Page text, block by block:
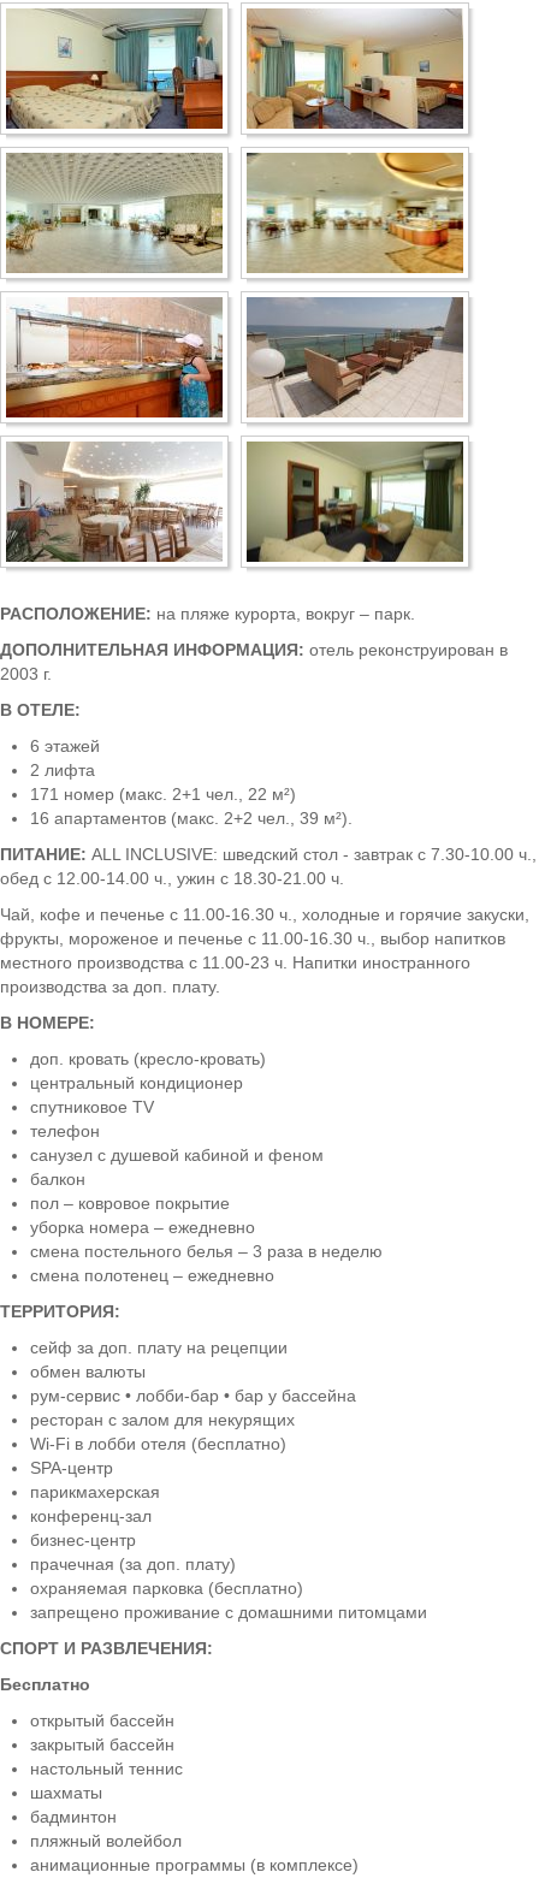
РАСПОЛОЖЕНИЕ: на пляже курорта, вокруг – парк.
ДОПОЛНИТЕЛЬНАЯ ИНФОРМАЦИЯ: отель реконструирован в
2003 г.
В ОТЕЛЕ:
6 этажей
2 лифта
171 номер (макс. 2+1 чел., 22 м²)
16 апартаментов (макс. 2+2 чел., 39 м²).
ПИТАНИЕ: ALL INCLUSIVE: шведский стол - завтрак с 7.30-10.00 ч.,
обед с 12.00-14.00 ч., ужин с 18.30-21.00 ч.
Чай, кофе и печенье с 11.00-16.30 ч., холодные и горячие закуски,
фрукты, мороженое и печенье с 11.00-16.30 ч., выбор напитков
местного производства с 11.00-23 ч. Напитки иностранного
производства за доп. плату.
В НОМЕРЕ:
доп. кровать (кресло-кровать)
центральный кондиционер
спутниковое TV
телефон
санузел с душевой кабиной и феном
балкон
пол – ковровое покрытие
уборка номера – ежедневно
смена постельного белья – 3 раза в неделю
смена полотенец – ежедневно
ТЕРРИТОРИЯ:
сейф за доп. плату на рецепции
обмен валюты
рум-сервис • лобби-бар • бар у бассейна
ресторан с залом для некурящих
Wi-Fi в лобби отеля (бесплатно)
SPA-центр
парикмахерская
конференц-зал
бизнес-центр
прачечная (за доп. плату)
охраняемая парковка (бесплатно)
запрещено проживание с домашними питомцами
СПОРТ И РАЗВЛЕЧЕНИЯ:
Бесплатно
открытый бассейн
закрытый бассейн
настольный теннис
шахматы
бадминтон
пляжный волейбол
анимационные программы (в комплексе)
Несебр
Аркутино
Дюны
Царево
Китен
Приморско
Ривьера
Балчик
Бургас
Банско
Пампорово
Боровец